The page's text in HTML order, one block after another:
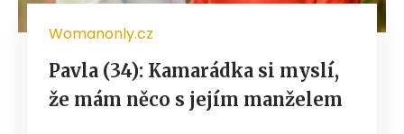
Womanonly.cz
Pavla (34): Kamarádka si myslí,
že mám něco s jejím manželem